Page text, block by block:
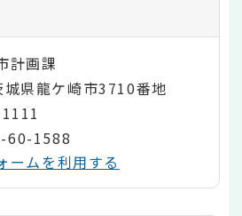
計画課
県龍ケ崎市3710番地
60-1588
ームを利用する